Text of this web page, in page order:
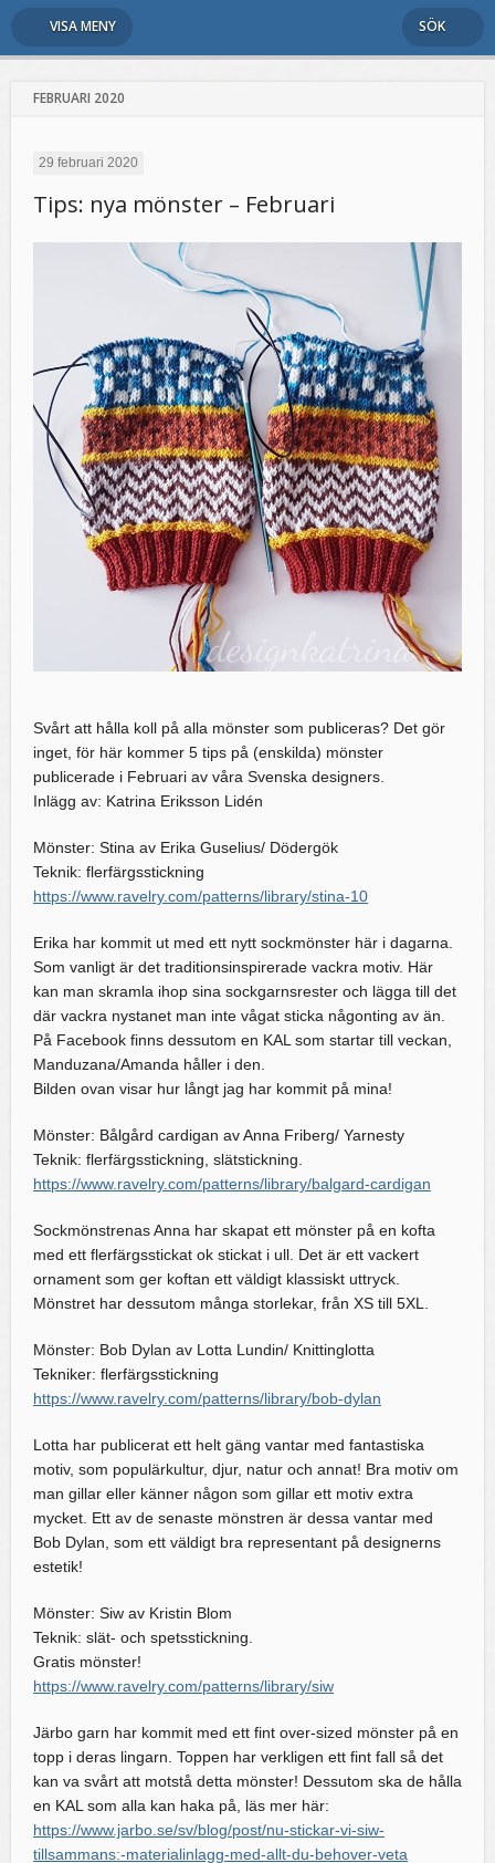
VISA MENY SÖK
FEBRUARI 2020
29 februari 2020
Tips: nya mönster – Februari
Svårt att hålla koll på alla mönster som publiceras? Det gör
inget, för här kommer 5 tips på (enskilda) mönster
publicerade i Februari av våra Svenska designers.
Inlägg av: Katrina Eriksson Lidén
Mönster: Stina av Erika Guselius/ Dödergök
Teknik: flerfärgsstickning
https://www.ravelry.com/patterns/library/stina-10
Erika har kommit ut med ett nytt sockmönster här i dagarna.
Som vanligt är det traditionsinspirerade vackra motiv. Här
kan man skramla ihop sina sockgarnsrester och lägga till det
där vackra nystanet man inte vågat sticka någonting av än.
På Facebook finns dessutom en KAL som startar till veckan,
Manduzana/Amanda håller i den.
Bilden ovan visar hur långt jag har kommit på mina!
Mönster: Bålgård cardigan av Anna Friberg/ Yarnesty
Teknik: flerfärgsstickning, slätstickning.
https://www.ravelry.com/patterns/library/balgard-cardigan
Sockmönstrenas Anna har skapat ett mönster på en kofta
med ett flerfärgsstickat ok stickat i ull. Det är ett vackert
ornament som ger koftan ett väldigt klassiskt uttryck.
Mönstret har dessutom många storlekar, från XS till 5XL.
Mönster: Bob Dylan av Lotta Lundin/ Knittinglotta
Tekniker: flerfärgsstickning
https://www.ravelry.com/patterns/library/bob-dylan
Lotta har publicerat ett helt gäng vantar med fantastiska
motiv, som populärkultur, djur, natur och annat! Bra motiv om
man gillar eller känner någon som gillar ett motiv extra
mycket. Ett av de senaste mönstren är dessa vantar med
Bob Dylan, som ett väldigt bra representant på designerns
estetik!
Mönster: Siw av Kristin Blom
Teknik: slät- och spetsstickning.
Gratis mönster!
https://www.ravelry.com/patterns/library/siw
Järbo garn har kommit med ett fint over-sized mönster på en
topp i deras lingarn. Toppen har verkligen ett fint fall så det
kan va svårt att motstå detta mönster! Dessutom ska de hålla
en KAL som alla kan haka på, läs mer här:
https://www.jarbo.se/sv/blog/post/nu-stickar-vi-siw-
tillsammans:-materialinlagg-med-allt-du-behover-veta